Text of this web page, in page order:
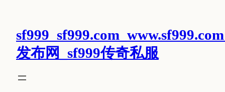
发布网_sf999传奇私服